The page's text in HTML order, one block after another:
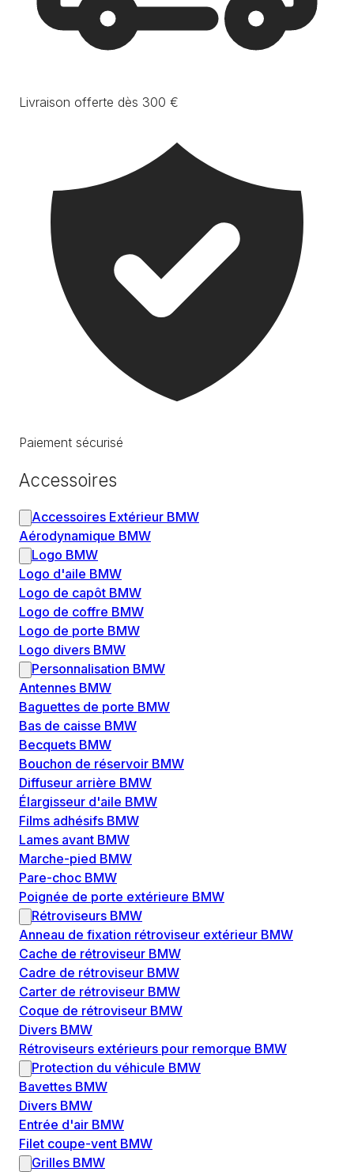
Livraison offerte dès 300 €
Paiement sécurisé
Accessoires
Accessoires Extérieur BMW
Aérodynamique BMW
Logo BMW
Logo d'aile BMW
Logo de capôt BMW
Logo de coffre BMW
Logo de porte BMW
Logo divers BMW
Personnalisation BMW
Antennes BMW
Baguettes de porte BMW
Bas de caisse BMW
Becquets BMW
Bouchon de réservoir BMW
Diffuseur arrière BMW
Élargisseur d'aile BMW
Films adhésifs BMW
Lames avant BMW
Marche-pied BMW
Pare-choc BMW
Poignée de porte extérieure BMW
Rétroviseurs BMW
Anneau de fixation rétroviseur extérieur BMW
Cache de rétroviseur BMW
Cadre de rétroviseur BMW
Carter de rétroviseur BMW
Coque de rétroviseur BMW
Divers BMW
Rétroviseurs extérieurs pour remorque BMW
Protection du véhicule BMW
Bavettes BMW
Divers BMW
Entrée d'air BMW
Filet coupe-vent BMW
Grilles BMW